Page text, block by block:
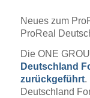
Neues zum
ProReal
Die ONE
Deutschland
zurückgeführt.
Deutschland